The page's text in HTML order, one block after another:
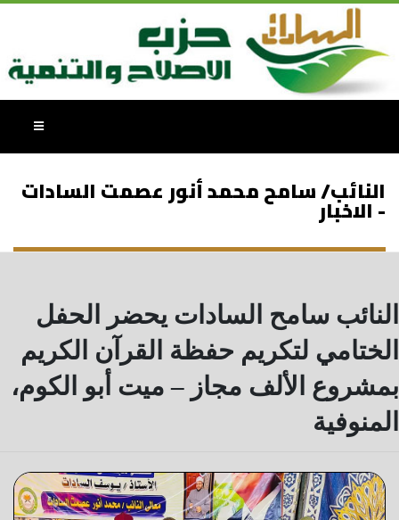
النائب/ سامح محمد أنور عصمت السادات
- الاخبار
النائب سامح السادات يحضر الحفل
الختامي لتكريم حفظة القرآن الكريم
بمشروع الألف مجاز – ميت أبو الكوم،
المنوفية